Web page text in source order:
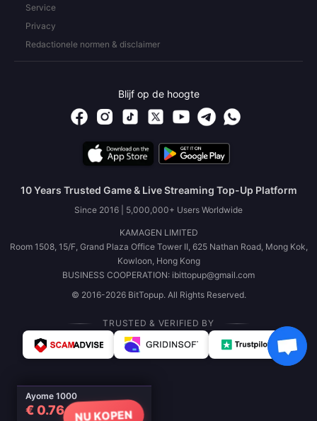
Ayome 1000
€ 0.76 NU KOPEN
Service
Privacy
Redactionele normen & disclaimer
Blijf op de hoogte
10 Years Trusted Game & Live Streaming Top-Up Platform
Since 2016 | 5,000,000+ Users Worldwide
KAMAGEN LIMITED
Room 1508, 15/F, Grand Plaza Office Tower II, 625 Nathan Road, Mong Kok,
Kowloon, Hong Kong
BUSINESS COOPERATION: ibittopup@gmail.com
© 2016-2026 BitTopup. All Rights Reserved.
TRUSTED & VERIFIED BY